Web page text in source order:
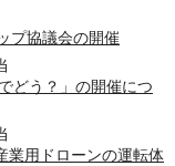
プ協議会の開催
どう？」の開催につ
業用ドローンの運転体